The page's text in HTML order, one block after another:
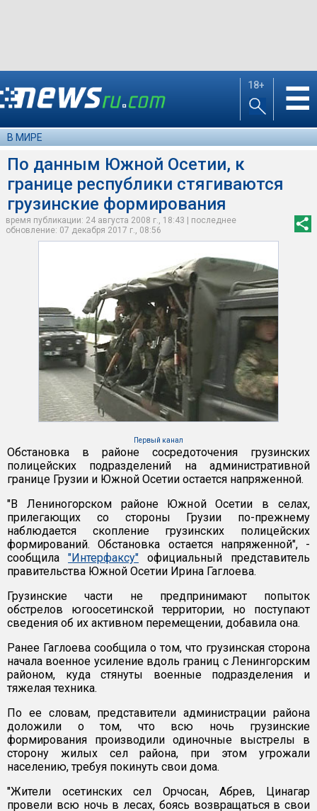
18+ ☰
В МИРЕ
По данным Южной Осетии, к
границе республики стягиваются
грузинские формирования
время публикации: 24 августа 2008 г., 18:43 | последнее
обновление: 07 декабря 2017 г., 08:56
Первый канал
Обстановка в районе сосредоточения грузинских
полицейских подразделений на административной
границе Грузии и Южной Осетии остается напряженной.
"В Лениногорском районе Южной Осетии в селах,
прилегающих со стороны Грузии по-прежнему
наблюдается скопление грузинских полицейских
формирований. Обстановка остается напряженной", -
сообщила "Интерфаксу" официальный представитель
правительства Южной Осетии Ирина Гаглоева.
Грузинские части не предпринимают попыток
обстрелов югоосетинской территории, но поступают
сведения об их активном перемещении, добавила она.
Ранее Гаглоева сообщила о том, что грузинская сторона
начала военное усиление вдоль границ с Ленингорским
районом, куда стянуты военные подразделения и
тяжелая техника.
По ее словам, представители администрации района
доложили о том, что всю ночь грузинские
формирования производили одиночные выстрелы в
сторону жилых сел района, при этом угрожали
населению, требуя покинуть свои дома.
"Жители осетинских сел Орчосан, Абрев, Цинагар
провели всю ночь в лесах, боясь возвращаться в свои